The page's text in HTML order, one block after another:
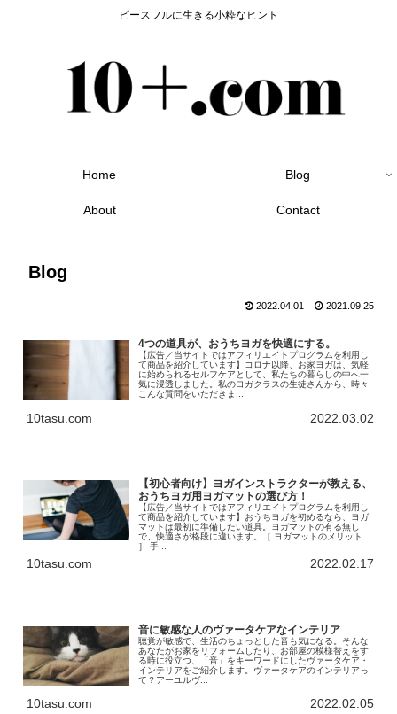
ピースフルに生きる小粋なヒント
Home Blog
About Contact
Blog
2022.04.01 2021.09.25
4つの道具が、おうちヨガを快適にする。
【広告／当サイトではアフィリエイトプログラムを利用し
て商品を紹介しています】コロナ以降、お家ヨガは、気軽
に始められるセルフケアとして、私たちの暮らしの中へ一
気に浸透しました。私のヨガクラスの生徒さんから、時々
こんな質問をいただきま...
10tasu.com 2022.03.02
【初心者向け】ヨガインストラクターが教える、
おうちヨガ用ヨガマットの選び方！
【広告／当サイトではアフィリエイトプログラムを利用し
て商品を紹介しています】おうちヨガを初めるなら、ヨガ
マットは最初に準備したい道具。ヨガマットの有る無し
で、快適さが格段に違います。［ ヨガマットのメリット
］ 手...
10tasu.com 2022.02.17
音に敏感な人のヴァータケアなインテリア
聴覚が敏感で、生活のちょっとした音も気になる。そんな
あなたがお家をリフォームしたり、お部屋の模様替えをす
る時に役立つ、「音」をキーワードにしたヴァータケア・
インテリアをご紹介します。ヴァータケアのインテリアっ
て？アーユルヴ...
10tasu.com 2022.02.05